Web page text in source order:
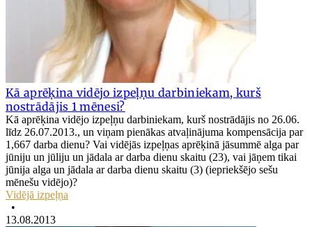
Kā aprēķina vidējo izpeļņu darbiniekam, kurš
nostrādājis 1 mēnesi?
Kā aprēķina vidējo izpeļņu darbiniekam, kurš nostrādājis no 26.06.
līdz 26.07.2013., un viņam pienākas atvaļinājuma kompensācija par
1,667 darba dienu? Vai vidējās izpeļņas aprēķinā jāsummē alga par
jūniju un jūliju un jādala ar darba dienu skaitu (23), vai jāņem tikai
jūnija alga un jādala ar darba dienu skaitu (3) (iepriekšējo sešu
mēnešu vidējo)?
Vidējā izpeļņa
•
13.08.2013